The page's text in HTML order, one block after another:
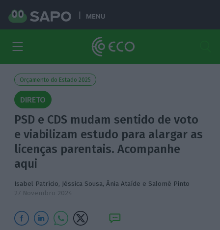
MENU
Orçamento do Estado 2025
DIRETO
PSD e CDS mudam sentido de voto
e viabilizam estudo para alargar as
licenças parentais. Acompanhe
aqui
Isabel Patrício, Jéssica Sousa,Ânia Ataíde e Salomé Pinto
27 Novembro 2024